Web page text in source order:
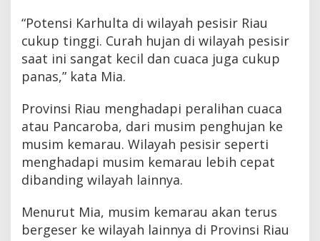
“Potensi Karhulta di wilayah pesisir Riau
cukup tinggi. Curah hujan di wilayah pesisir
saat ini sangat kecil dan cuaca juga cukup
panas,” kata Mia.
Provinsi Riau menghadapi peralihan cuaca
atau Pancaroba, dari musim penghujan ke
musim kemarau. Wilayah pesisir seperti
menghadapi musim kemarau lebih cepat
dibanding wilayah lainnya.
Menurut Mia, musim kemarau akan terus
bergeser ke wilayah lainnya di Provinsi Riau